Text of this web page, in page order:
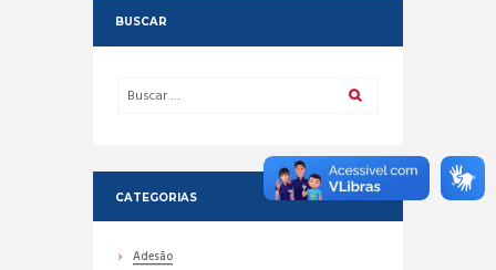
BUSCAR
CATEGORIAS
Adesão